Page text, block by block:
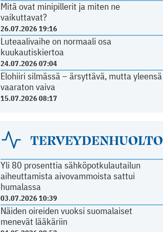
Mitä ovat minipillerit ja miten ne
vaikuttavat?
26.07.2026 19:16
Luteaalivaihe on normaali osa
kuukautiskiertoa
24.07.2026 07:04
Elohiiri silmässä – ärsyttävä, mutta yleensä
vaaraton vaiva
15.07.2026 08:17
TERVEYDENHUOLTO
Yli 80 prosenttia sähköpotkulautailun
aiheuttamista aivovammoista sattui
humalassa
03.07.2026 10:39
Näiden oireiden vuoksi suomalaiset
menevät lääkäriin